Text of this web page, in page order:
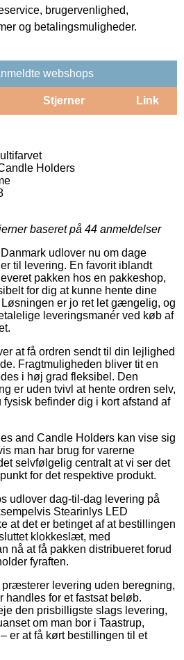
brugervenlighed,
og betalingsmuligheder.
webshops
Stjerner Link
Holders
baseret på 44 anmeldelser
udlover nu om dage
til levering. En favorit iblandt
pakken hos en pakkeshop,
for dig at kunne hente dine
er jo ret let gængelig, og
leveringsmanér ved køb af
at få ordren sendt til din lejlighed
Fragtmuligheden bliver tit en
i høj grad fleksibel. Den
er uden tvivl at hente ordren selv,
befinder dig i kort afstand af
and Candle Holders kan vise sig
man har brug for varerne
selvfølgelig centralt at vi ser det
for det respektive produkt.
udlover dag-til-dag levering på
Stearinlys LED
at det er betinget af at bestillingen
klokkeslæt, med
nå at få pakken distribueret forud
fyraften.
levering uden beregning,
handles for et fastsat beløb.
den prisbilligste slags levering,
om man bor i Taastrup,
er at få kørt bestillingen til et